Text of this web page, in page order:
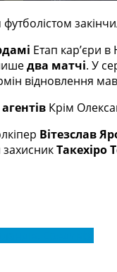
Етап кар’єри
два матчі. У
відновлення
Крім
Вітезслав
Такехіро